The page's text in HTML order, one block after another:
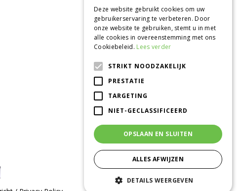
CONTACT
Tuincentrum de Oude Tol
Grintweg 360
6704 AS Wageningen
0317 - 41 08 35
info@tuincentrumdeoudetol.nl
Beoordeel ons viaGoogle!
Deze website gebruikt cookies om uw
gebruikerservaring te verbeteren. Door
onze website te gebruiken, stemt u in met
alle cookies in overeenstemming met ons
Cookiebeleid. Lees verder
STRIKT NOODZAKELIJK
PRESTATIE
TARGETING
NIET-GECLASSIFICEERD
OPSLAAN EN SLUITEN
ALLES AFWIJZEN
DETAILS WEERGEVEN